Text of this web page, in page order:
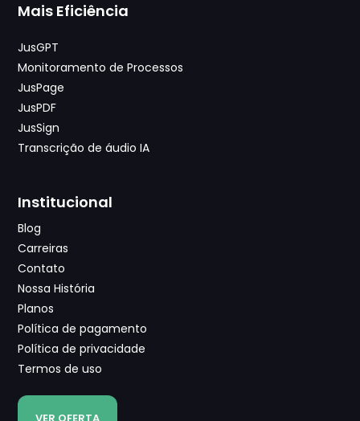
Mais Eficiência
JusGPT
Monitoramento de Processos
JusPage
JusPDF
JusSign
Transcrição de áudio IA
Institucional
Blog
Carreiras
Contato
Nossa História
Planos
Política de pagamento
Política de privacidade
Termos de uso